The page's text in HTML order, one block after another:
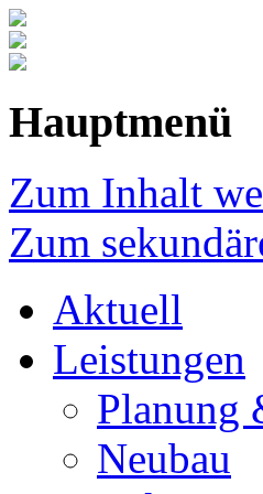
Hauptmenü
Zum Inhalt
Zum
Aktuell
Leistungen
Planung
Neubau